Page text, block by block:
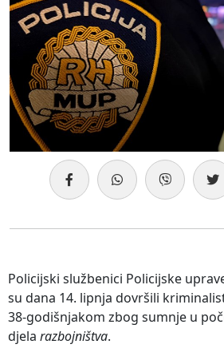
Policijski službenici Policijske
su dana 14. lipnja dovršili
38-godišnjakom zbog sumnje u
djela razbojništva.